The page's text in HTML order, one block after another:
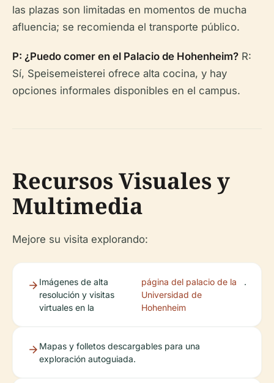
las plazas son limitadas en momentos de mucha
afluencia; se recomienda el transporte público.
P: ¿Puedo comer en el Palacio de Hohenheim? R:
Sí, Speisemeisterei ofrece alta cocina, y hay
opciones informales disponibles en el campus.
Recursos Visuales y
Multimedia
Mejore su visita explorando:
Imágenes de alta
resolución y visitas
virtuales en la
página del palacio de la
Universidad de
Hohenheim
.
Mapas y folletos descargables para una
exploración autoguiada.